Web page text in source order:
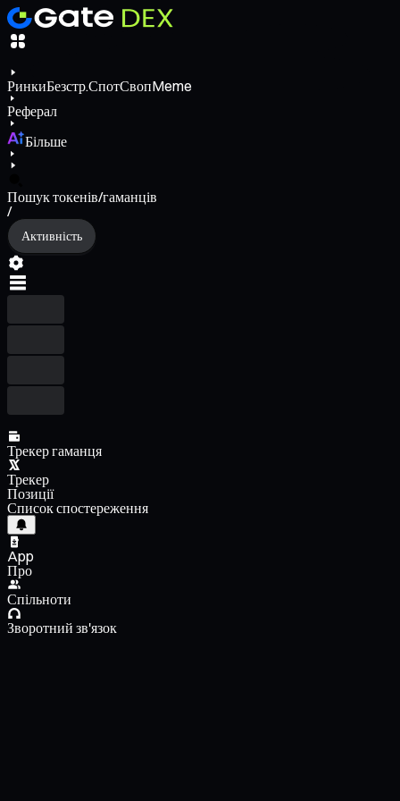
РинкиБезстр.СпотСвопMeme
Реферал
Більше
Пошук токенів/гаманців
/
Активність
Трекер гаманця
Трекер
Позиції
Список спостереження
App
Про
Спільноти
Зворотний зв'язок